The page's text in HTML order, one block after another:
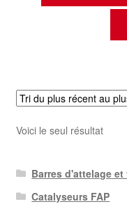
Voici le seul résultat
Barres d'attelage
Catalyseurs FAP